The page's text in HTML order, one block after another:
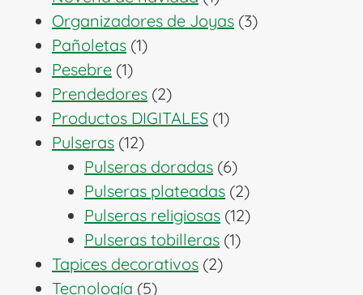
producto
Organizadores de Joyas 33
Pañoletas 11
Pesebre 11
producto
Prendedores 22
productos
Productos DIGITALES 11
Pulseras 1212
productos
Pulseras doradas 66
productos
Pulseras plateadas 22
productos
Pulseras religiosas 1212
Pulseras tobilleras 11
Tapices decorativos 22
Tecnología 55